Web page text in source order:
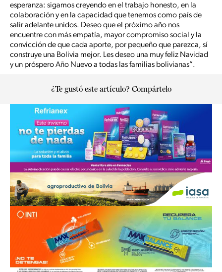
esperanza: sigamos creyendo en el trabajo honesto, en la
colaboración y en la capacidad que tenemos como país de
salir adelante unidos. Deseo que el próximo año nos
encuentre con más empatía, mayor compromiso social y la
convicción de que cada aporte, por pequeño que parezca, sí
construye una Bolivia mejor. Les deseo una muy feliz Navidad
y un próspero Año Nuevo a todas las familias bolivianas”.
¿Te gustó este artículo? Compártelo